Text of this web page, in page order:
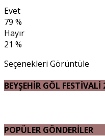
Evet
79 %
Hayır
21 %
Seçenekleri Görüntüle
BEYŞEHİR GÖL FESTİVALİ
POPÜLER GÖNDERİLER